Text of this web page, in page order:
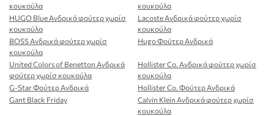
κουκούλα
κουκούλα
HUGO Blue Ανδρικά φούτερ χωρίσ
κουκούλα
Lacoste Ανδρικά φούτερ χωρίσ
κουκούλα
BOSS Ανδρικά φούτερ χωρίσ
κουκούλα
Hugo Φούτερ Ανδρικά
United Colors of Benetton Ανδρικά
φούτερ χωρίσ κουκούλα
Hollister Co. Ανδρικά φούτερ χωρίσ
κουκούλα
G-Star Φούτερ Ανδρικά
Hollister Co. Φούτερ Ανδρικά
Gant Black Friday
Calvin Klein Ανδρικά φούτερ χωρίσ
κουκούλα